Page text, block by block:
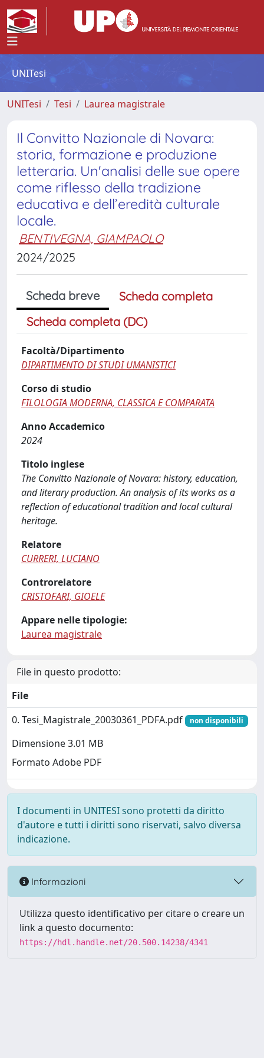
UNITesi
UNITesi Tesi Laurea magistrale
Il Convitto Nazionale di Novara:
storia, formazione e produzione
letteraria. Un'analisi delle sue opere
come riflesso della tradizione
educativa e dell’eredità culturale
locale.
BENTIVEGNA, GIAMPAOLO
2024/2025
Scheda breve
Scheda completa
Scheda completa (DC)
Facoltà/Dipartimento
DIPARTIMENTO DI STUDI UMANISTICI
Corso di studio
FILOLOGIA MODERNA, CLASSICA E COMPARATA
Anno Accademico
2024
Titolo inglese
The Convitto Nazionale of Novara: history, education,
and literary production. An analysis of its works as a
reflection of educational tradition and local cultural
heritage.
Relatore
CURRERI, LUCIANO
Controrelatore
CRISTOFARI, GIOELE
Appare nelle tipologie:
Laurea magistrale
File in questo prodotto:
File
0. Tesi_Magistrale_20030361_PDFA.pdf
non disponibili
Dimensione 3.01 MB
Formato Adobe PDF
I documenti in UNITESI sono protetti da diritto
d'autore e tutti i diritti sono riservati, salvo diversa
indicazione.
Informazioni
Utilizza questo identificativo per citare o creare un
link a questo documento:
https://hdl.handle.net/20.500.14238/4341